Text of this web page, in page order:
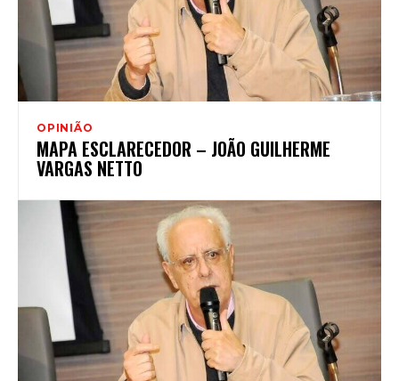
OPINIÃO
MAPA ESCLARECEDOR – JOÃO GUILHERME
VARGAS NETTO